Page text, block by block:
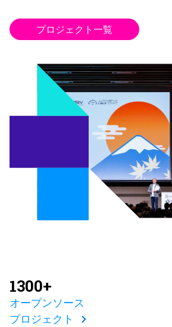
プロジェクト一覧
1300+
オープンソース
プロジェクト